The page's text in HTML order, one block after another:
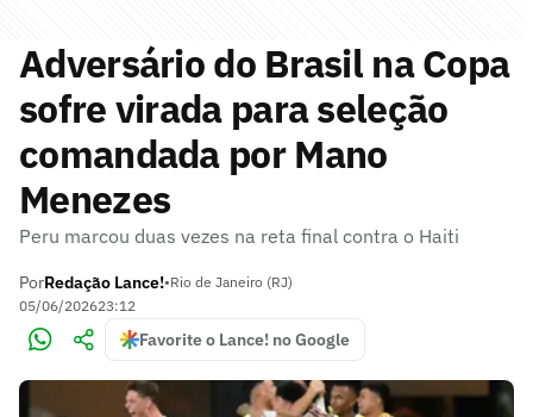
Adversário do Brasil na Copa
sofre virada para seleção
comandada por Mano
Menezes
Peru marcou duas vezes na reta final contra o Haiti
PorRedação Lance!•Rio de Janeiro (RJ)
05/06/202623:12
Favorite o Lance! no Google